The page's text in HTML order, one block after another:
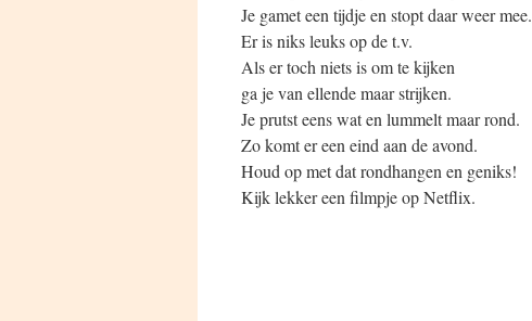
Je gamet een tijdje en stopt daar weer mee.
Er is niks leuks op de t.v.
Als er toch niets is om te kijken
ga je van ellende maar strijken.
Je prutst eens wat en lummelt maar rond.
Zo komt er een eind aan de avond.
Houd op met dat rondhangen en geniks!
Kijk lekker een filmpje op Netflix.